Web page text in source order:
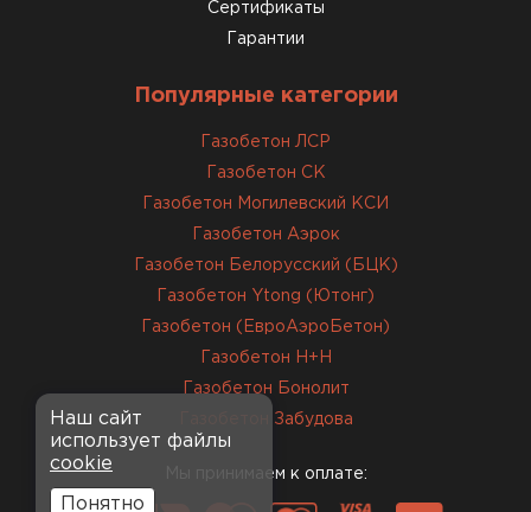
Завершали стройку зимой. Блоки пришли в
задачей справились
ОСТАВИТЬ ОТЗЫВ
Сертификаты
Гарантии
Популярные категории
Газобетон ЛСР
Газобетон СК
Газобетон Могилевский КСИ
Газобетон Аэрок
Газобетон Белорусский (БЦК)
Газобетон Ytong (Ютонг)
Газобетон (ЕвроАэроБетон)
Газобетон H+H
Газобетон Бонолит
Газобетон Забудова
Мы принимаем к оплате:
Наш сайт
использует файлы
cookie
Понятно